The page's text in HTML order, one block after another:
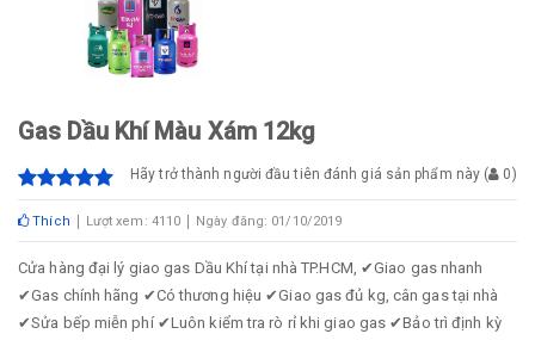
Gas Dầu Khí Màu Xám 12kg
Hãy trở thành người đầu tiên đánh giá sản phẩm này ( 0)
Thích Lượt xem: 4110 Ngày đăng: 01/10/2019
Cửa hàng đại lý giao gas Dầu Khí tại nhà TP.HCM, ✔Giao gas nhanh
✔Gas chính hãng ✔Có thương hiệu ✔Giao gas đủ kg, cân gas tại nhà
✔Sửa bếp miễn phí ✔Luôn kiểm tra rò rỉ khi giao gas ✔Bảo trì định kỳ